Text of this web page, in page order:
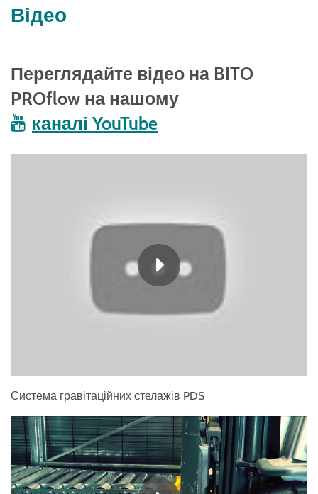
Відео
Переглядайте відео на BITO
PROflow на нашому
каналі YouTube
Система гравітаційних стелажів PDS